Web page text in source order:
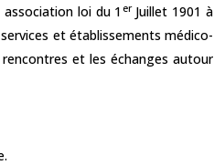
loi du 1 erJuillet 1901 à
et établissements médico-
et les échanges autour